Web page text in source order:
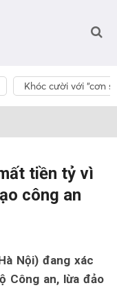
Khóc cười với “cơn
tiền tỷ vì
công an
Nội) đang xác
Công an, lừa đảo